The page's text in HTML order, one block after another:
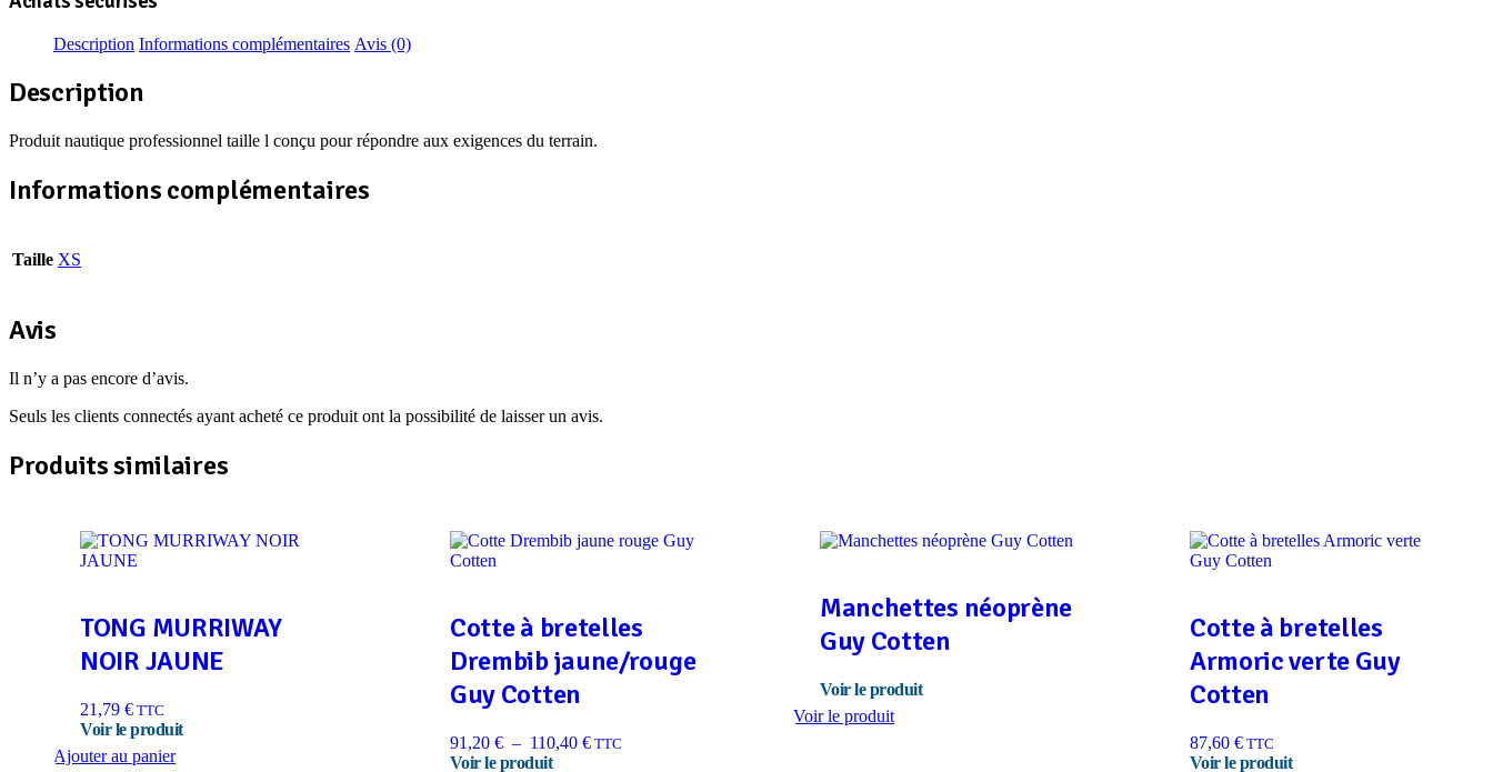
Description Informations complémentaires Avis (0)
Description
Produit nautique professionnel taille l conçu pour répondre aux exigences du terrain.
Informations complémentaires
Taille XS
Avis
Il n’y a pas encore d’avis.
Seuls les clients connectés ayant acheté ce produit ont la possibilité de laisser un avis.
Produits similaires
TONG MURRIWAY
NOIR JAUNE
21,79 € TTC
Ajouter au panier
Cotte à bretelles
Drembib jaune/rouge
Guy Cotten
91,20 € – 110,40 €Plage
TTC
Manchettes néoprène
Guy Cotten
Voir le produit
Cotte à bretelles
Armoric verte Guy
Cotten
87,60 €TTC